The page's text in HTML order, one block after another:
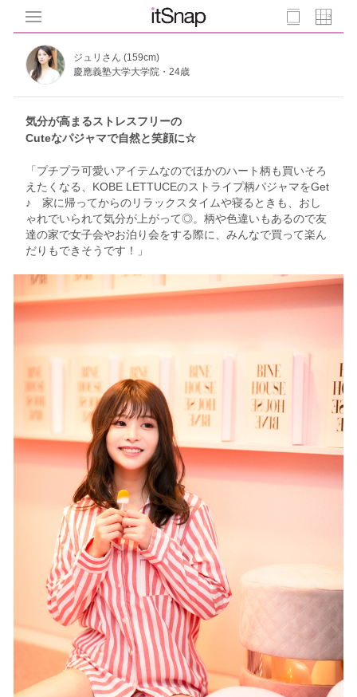
ジュリさん (159cm)
慶應義塾大学大学院・24歳
気分が高まるストレスフリーの
Cuteなパジャマで自然と笑顔に☆
「プチプラ可愛いアイテムなのでほかのハート柄も買いそろ
えたくなる、KOBE LETTUCEのストライプ柄パジャマをGet
♪ 家に帰ってからのリラックスタイムや寝るときも、おし
ゃれでいられて気分が上がって◎。柄や色違いもあるので友
達の家で女子会やお泊り会をする際に、みんなで買って楽ん
だりもできそうです！」